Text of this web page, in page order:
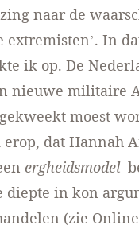
naar de
In
ik op. De
nieuwe militaire
moest
dat Hannah
ergheidsmodel
diepte in kon
(zie Online